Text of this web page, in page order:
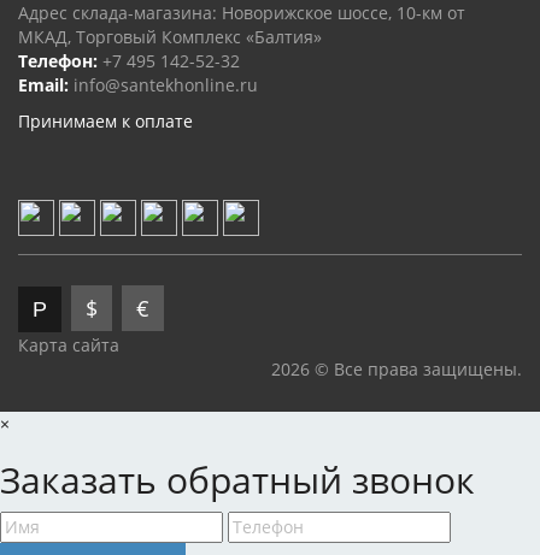
Адрес склада-магазина: Новорижское шоссе, 10-км от
МКАД, Торговый Комплекс «Балтия»
Телефон: +7 495 142-52-32
Email: info@santekhonline.ru
Принимаем к оплате
Р $ €
Карта сайта
2026 © Все права защищены.
×
Заказать обратный звонок